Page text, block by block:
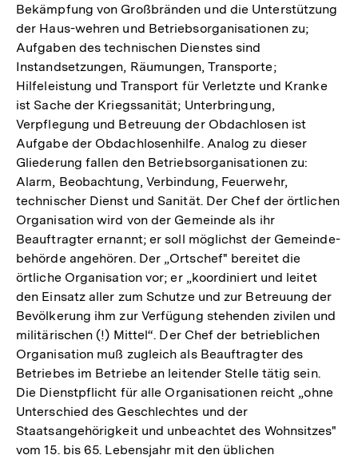
Bekämpfung von Großbränden und die Unterstützung
der Haus-wehren und Betriebsorganisationen zu;
Aufgaben des technischen Dienstes sind
Instandsetzungen, Räumungen, Transporte;
Hilfeleistung und Transport für Verletzte und Kranke
ist Sache der Kriegssanität; Unterbringung,
Verpflegung und Betreuung der Obdachlosen ist
Aufgabe der Obdachlosenhilfe. Analog zu dieser
Gliederung fallen den Betriebsorganisationen zu:
Alarm, Beobachtung, Verbindung, Feuerwehr,
technischer Dienst und Sanität. Der Chef der örtlichen
Organisation wird von der Gemeinde als ihr
Beauftragter ernannt; er soll möglichst der Gemeinde-
behörde angehören. Der „Ortschef" bereitet die
örtliche Organisation vor; er „koordiniert und leitet
den Einsatz aller zum Schutze und zur Betreuung der
Bevölkerung ihm zur Verfügung stehenden zivilen und
militärischen (!) Mittel“. Der Chef der betrieblichen
Organisation muß zugleich als Beauftragter des
Betriebes im Betriebe an leitender Stelle tätig sein.
Die Dienstpflicht für alle Organisationen reicht „ohne
Unterschied des Geschlechtes und der
Staatsangehörigkeit und unbeachtet des Wohnsitzes"
vom 15. bis 65. Lebensjahr mit den üblichen